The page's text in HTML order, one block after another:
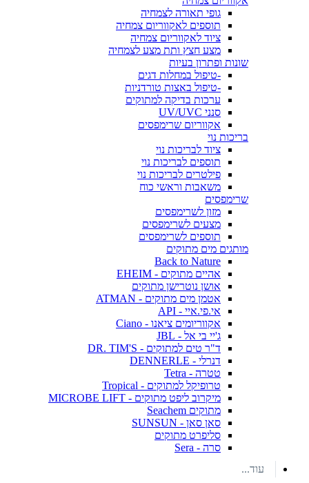
גופי תאורה לצמחיה
תוספים לאקווריום צמחיה
ציוד לאקווריום צמחיה
מצע חצץ ותת מצע לצמחיה
שונות ופתרון בעיות
-טיפול במחלות דגים
-טיפול באצות טורדניות
ערכות בדיקה למתוקים
סנני UV/UVC
אקווריום שרימפסים
בריכות נוי
ציוד לבריכות נוי
תוספים לבריכות נוי
פילטרים לבריכות נוי
משאבות וראשי כוח
שרימפסים
מזון לשרימפסים
מצעים לשרימפסים
תוספים לשרימפסים
מותגים מים מתוקים
Back to Nature
אהיים מתוקים - EHEIM
אושן נוטרישן מתוקים
אטמן מים מתוקים - ATMAN
אי.פי.איי - API
אקווריומים ציאנו - Ciano
ג'יי בי אל - JBL
ד"ר טים למתוקים - DR. TIM'S
דנרלי - DENNERLE
טטרה - Tetra
טרופיקל למתוקים - Tropical
מיקרוב ליפט מתוקים - MICROBE LIFT
מתוקים Seachem
סאן סאן - SUNSUN
סליפרט מתוקים
סרה - Sera
עוד...